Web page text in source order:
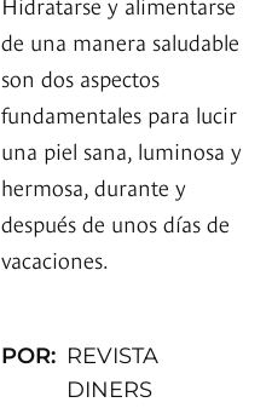
de una manera saludable
son dos aspectos
fundamentales para lucir
una piel sana, luminosa y
hermosa, durante y
después de unos días de
vacaciones.
POR: REVISTA
DINERS